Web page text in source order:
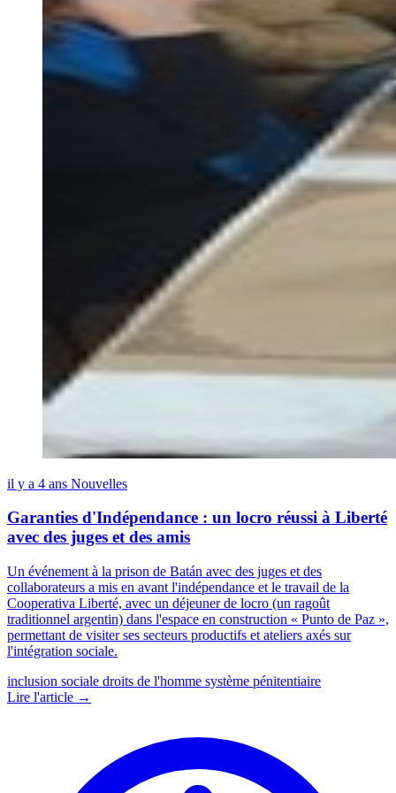
il y a 4 ans Nouvelles
Garanties d'Indépendance : un locro réussi à Liberté
avec des juges et des amis
Un événement à la prison de Batán avec des juges et des
collaborateurs a mis en avant l'indépendance et le travail de la
Cooperativa Liberté, avec un déjeuner de locro (un ragoût
traditionnel argentin) dans l'espace en construction « Punto de Paz »,
permettant de visiter ses secteurs productifs et ateliers axés sur
l'intégration sociale.
inclusion sociale droits de l'homme système pénitentiaire
Lire l'article →